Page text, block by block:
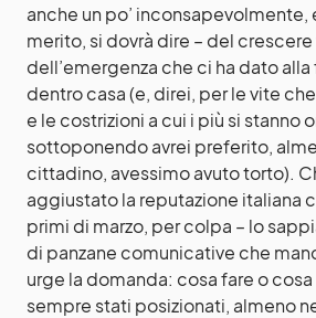
anche un po’ inconsapevolmente,
merito, si dovrà dire – del
dell’emergenza che ci ha dato
dentro casa (e, direi, per le vite
e le costrizioni a cui i più si stanno
sottoponendo avrei preferito,
cittadino, avessimo avuto torto).
aggiustato la reputazione italiana
primi di marzo, per colpa – lo
di panzane comunicative che
urge la domanda: cosa fare o
sempre stati posizionati, almeno